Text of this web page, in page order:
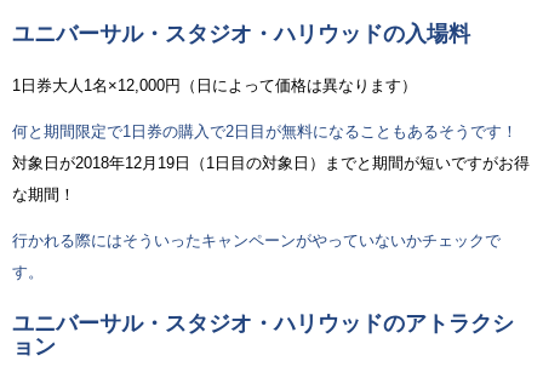
ユニバーサル・スタジオ・ハリウッドの入場料
1日券大人1名×12,000円（日によって価格は異なります）
何と期間限定で1日券の購入で2日目が無料になることもあるそうです！
対象日が2018年12月19日（1日目の対象日）までと期間が短いですがお得
な期間！
行かれる際にはそういったキャンペーンがやっていないかチェックで
す。
ユニバーサル・スタジオ・ハリウッドのアトラクシ
ョン